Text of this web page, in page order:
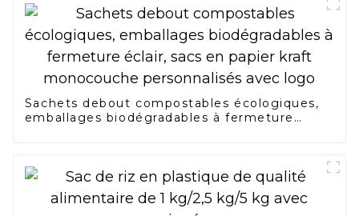
Sachets debout compostables écologiques,
emballages biodégradables à fermeture